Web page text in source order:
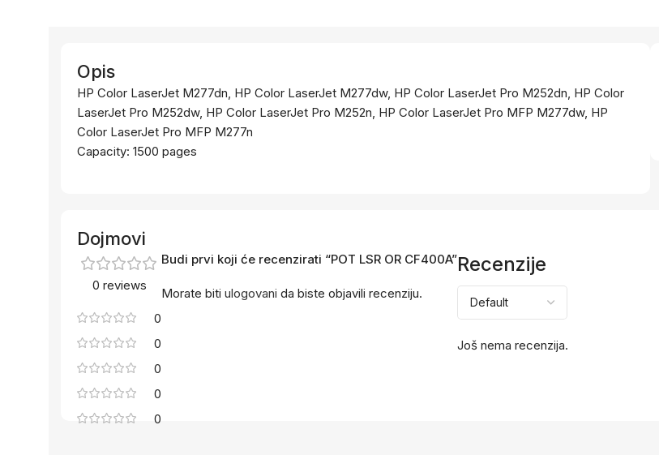
Opis
HP Color LaserJet M277dn, HP Color LaserJet M277dw, HP Color LaserJet Pro M252dn, HP Color
LaserJet Pro M252dw, HP Color LaserJet Pro M252n, HP Color LaserJet Pro MFP M277dw, HP
Color LaserJet Pro MFP M277n
Capacity: 1500 pages
Dojmovi
0 reviews
0
0
0
0
0
Recenzije
Još nema recenzija.
Budi prvi koji će recenzirati “POT LSR OR CF400A”
Morate biti ulogovani da biste objavili recenziju.